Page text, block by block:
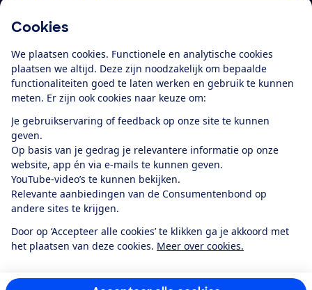
Cookies
We plaatsen cookies. Functionele en analytische cookies
plaatsen we altijd. Deze zijn noodzakelijk om bepaalde
functionaliteiten goed te laten werken en gebruik te kunnen
meten. Er zijn ook cookies naar keuze om:
Je gebruikservaring of feedback op onze site te kunnen
geven.
Op basis van je gedrag je relevantere informatie op onze
website, app én via e-mails te kunnen geven.
YouTube-video’s te kunnen bekijken.
Relevante aanbiedingen van de Consumentenbond op
andere sites te krijgen.
Door op ‘Accepteer alle cookies’ te klikken ga je akkoord met
het plaatsen van deze cookies. Meer over cookies.
Alles over de
app
Algemene Voorwaarden
Privacyverklaring
Cookiebeleid
Privacyvoorkeuren
Toegankelijkheid
RSS-feed nieuws
Facebook
TwitterInstagram
YoutubeLinkedIn
12.901consumentenbeoordelen de Consumentenbondmet gemiddeld